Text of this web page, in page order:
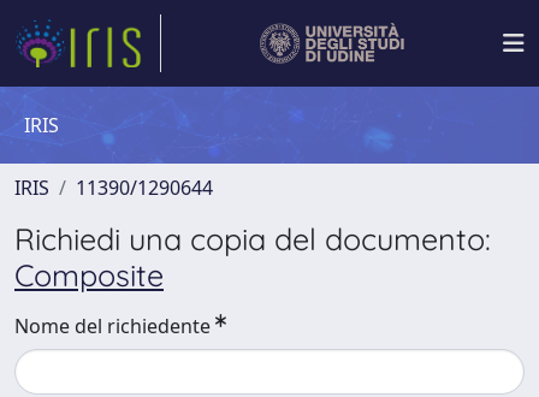
IRIS
IRIS 11390/1290644
Richiedi una copia del documento:
Composite
Nome del richiedente